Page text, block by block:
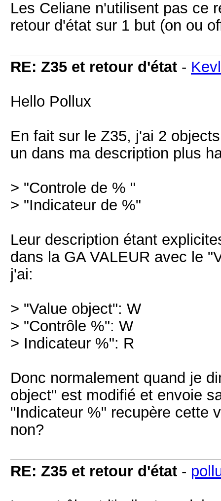
Les Celiane n'utilisent pas ce
retour d'état sur 1 but (on ou
RE: Z35 et retour d'état -
Hello Pollux
En fait sur le Z35, j'ai 2
un dans ma description plus
> "Controle de % "
> "Indicateur de %"
Leur description étant
dans la GA VALEUR avec le
j'ai:
> "Value object": W
> "Contrôle %": W
> Indicateur %": R
Donc normalement quand je
object" est modifié et envoie
"Indicateur %" recupère cette
non?
RE: Z35 et retour d'état -